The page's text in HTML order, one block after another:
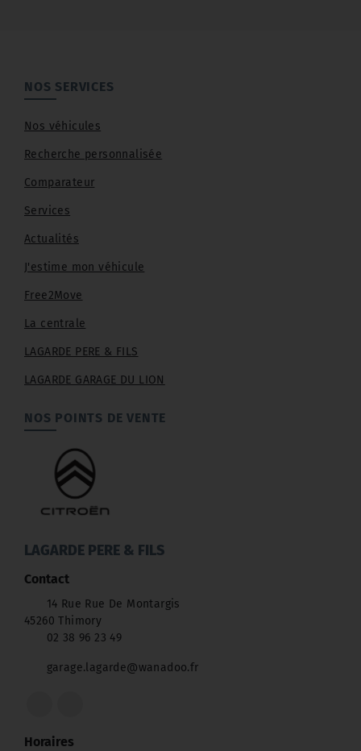
découvrir nos véhicules
NOS SERVICES
Nos véhicules
Recherche personnalisée
Comparateur
Services
Actualités
J'estime mon véhicule
Free2Move
La centrale
LAGARDE PERE & FILS
LAGARDE GARAGE DU LION
NOS POINTS DE VENTE
LAGARDE PERE & FILS
Contact
14 Rue Rue De Montargis
45260 Thimory
02 38 96 23 49
garage.lagarde@wanadoo.fr
Horaires